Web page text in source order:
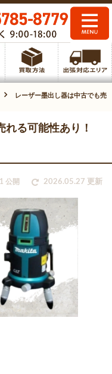
レーザー墨出し器は中古でも売
れる可能性あり！
公開 2026.05.27 更新